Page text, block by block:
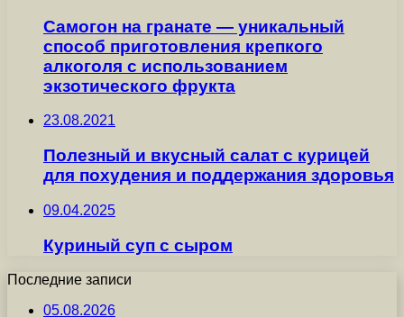
Самогон на гранате — уникальный
способ приготовления крепкого
алкоголя с использованием
экзотического фрукта
23.08.2021
Полезный и вкусный салат с курицей
для похудения и поддержания здоровья
09.04.2025
Куриный суп с сыром
Последние записи
05.08.2026